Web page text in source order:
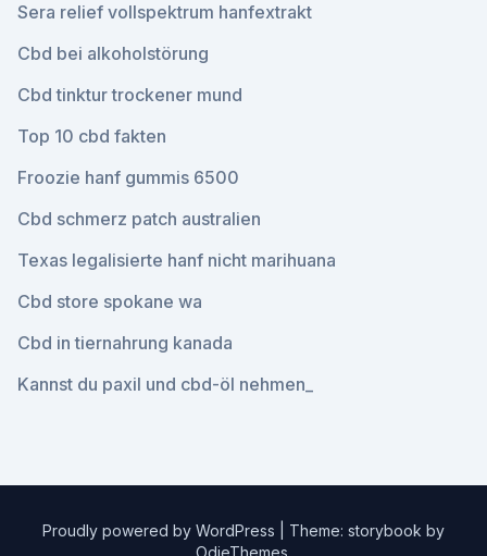
Sera relief vollspektrum hanfextrakt
Cbd bei alkoholstörung
Cbd tinktur trockener mund
Top 10 cbd fakten
Froozie hanf gummis 6500
Cbd schmerz patch australien
Texas legalisierte hanf nicht marihuana
Cbd store spokane wa
Cbd in tiernahrung kanada
Kannst du paxil und cbd-öl nehmen_
Proudly powered by WordPress
Theme: storybook by
OdieThemes